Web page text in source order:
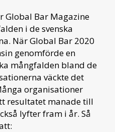
Global Bar Magazine
i de svenska
När Global Bar 2020
genomförde en
mångfalden bland de
väckte det
organisationer
resultatet manade till
lyfter fram i år. Så